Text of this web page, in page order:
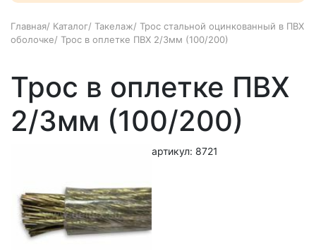
Главная/ Каталог/ Такелаж/ Трос стальной оцинкованный в ПВХ
оболочке/ Трос в оплетке ПВХ 2/3мм (100/200)
Трос в оплетке ПВХ
2/3мм (100/200)
артикул: 8721